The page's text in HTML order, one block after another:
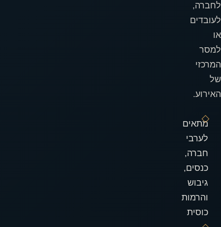
לחברה,
לעובדים
או
למסר
המרכזי
של
האירוע.
מתאים
לערבי
חברה,
כנסים,
גיבוש
והרמות
כוסית